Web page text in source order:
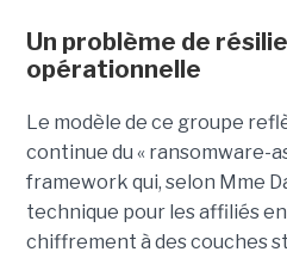
Un problème de
opérationnelle
Le modèle de ce groupe
continue du « ransomware-
framework qui, selon Mme
technique pour les affiliés
chiffrement à des couches